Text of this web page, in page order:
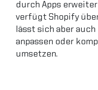
durch Apps
verfügt Shopify
lässt sich aber
anpassen oder
umsetzen.